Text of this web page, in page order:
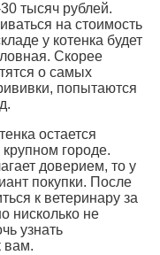
тысяч рублей.
на стоимость
у котенка будет
Скорее
о самых
попытаются
остается
городе.
доверием, то у
покупки. После
к ветеринару за
нисколько не
узнать
вам.